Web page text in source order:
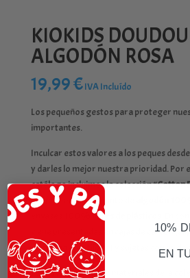
KIOKIDS
ALGODÓN ROSA
19,99€IVA Incluído
Los pequeños gestos para proteger
importantes.
Inculcar estos valores a los peques
y darles lo mejor nuestra prioridad. Por
catálogo incluimos la colección “Cotton
confeccionada en punto de
100% libres de plásticos.
viene presentadas en cajas de cartón
podremos reutilizar) y sujetas con bridas
Todos los juguetes y materiales de la
10%
EN